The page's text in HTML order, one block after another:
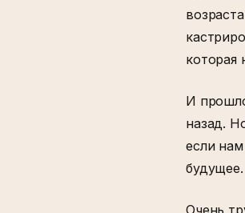
которая
И
назад.
если
будущее.